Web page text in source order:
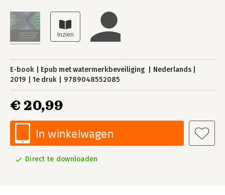
E-book Epub met watermerkbeveiliging
Nederlands
2019
1e druk 9789048552085
€ 20,99
In winkelwagen
Direct te downloaden